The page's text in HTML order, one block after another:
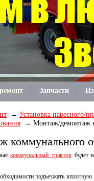
Запчасти
Установка навесного/
Монтаж/демонтаж
коммунального
коммунальный тракторбудет
подъезжать вплотную к